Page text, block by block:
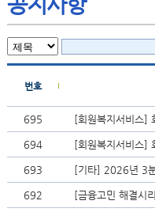
번호
695 [회원복지서비스]
694 [회원복지서비스]
693 [기타] 2026년 3
692 [금융고민 해결시